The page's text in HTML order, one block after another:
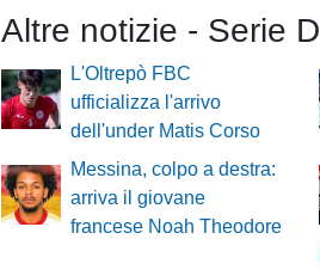
Altre notizie - Serie D
L'Oltrepò FBC
ufficializza l'arrivo
dell'under Matis Corso
Messina, colpo a destra:
arriva il giovane
francese Noah Theodore